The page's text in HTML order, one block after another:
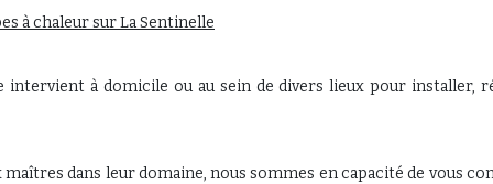
à chaleur sur La Sentinelle
intervient à domicile ou au sein de divers lieux pour
dans leur domaine, nous sommes en capacité de vous